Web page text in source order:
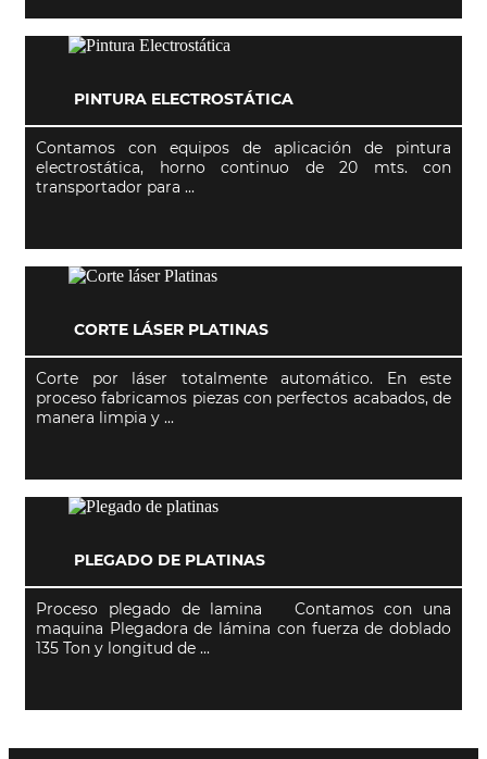
PINTURA ELECTROSTÁTICA
Contamos con equipos de aplicación de pintura
electrostática, horno continuo de 20 mts. con
transportador para ...
CORTE LÁSER PLATINAS
Corte por láser totalmente automático. En este
proceso fabricamos piezas con perfectos acabados, de
manera limpia y ...
PLEGADO DE PLATINAS
Proceso plegado de lamina Contamos con una
maquina Plegadora de lámina con fuerza de doblado
135 Ton y longitud de ...